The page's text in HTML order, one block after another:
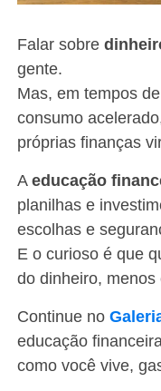
Falar sobre
gente.
Mas, em tempos
consumo
próprias finanças
Aeducação
planilhas e
escolhas e
E o curioso é que
do dinheiro,
Continue no
educação
como você vive,